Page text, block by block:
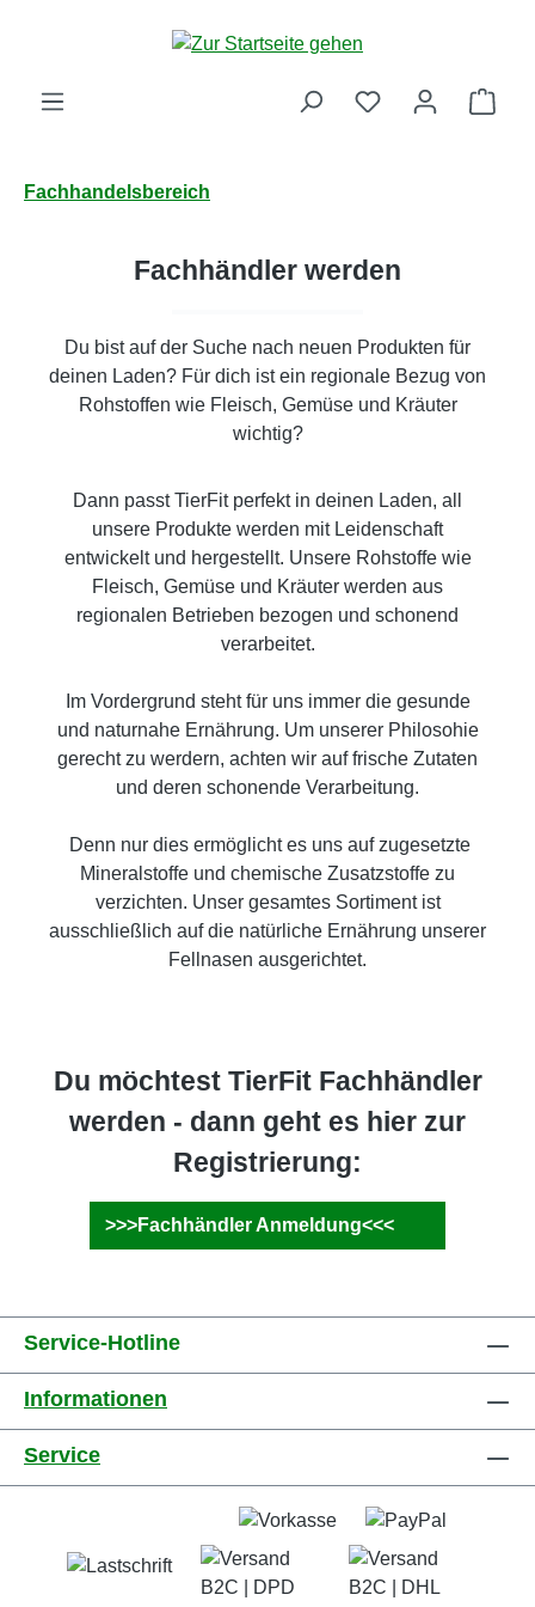
Zum Hauptinhalt springen
Fachhandelsbereich
Fachhändler werden
Du bist auf der Suche nach neuen Produkten für
deinen Laden? Für dich ist ein regionale Bezug von
Rohstoffen wie Fleisch, Gemüse und Kräuter
wichtig?
Dann passt TierFit perfekt in deinen Laden, all
unsere Produkte werden mit Leidenschaft
entwickelt und hergestellt. Unsere Rohstoffe wie
Fleisch, Gemüse und Kräuter werden aus
regionalen Betrieben bezogen und schonend
verarbeitet.
Im Vordergrund steht für uns immer die gesunde
und naturnahe Ernährung. Um unserer Philosohie
gerecht zu werdern, achten wir auf frische Zutaten
und deren schonende Verarbeitung.
Denn nur dies ermöglicht es uns auf zugesetzte
Mineralstoffe und chemische Zusatzstoffe zu
verzichten. Unser gesamtes Sortiment ist
ausschließlich auf die natürliche Ernährung unserer
Fellnasen ausgerichtet.
Du möchtest TierFit Fachhändler
werden - dann geht es hier zur
Registrierung:
>>>Fachhändler Anmeldung<<<
Service-Hotline
Informationen
Service